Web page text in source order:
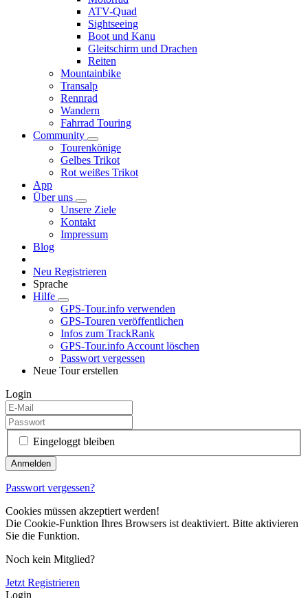
ATV-Quad
Sightseeing
Boot und Kanu
Gleitschirm und Drachen
Reiten
Mountainbike
Transalp
Rennrad
Wandern
Fahrrad Touring
Community
Tourenkönige
Gelbes Trikot
Rot weißes Trikot
App
Über uns
Unsere Ziele
Kontakt
Impressum
Blog
Neu Registrieren
Sprache
Hilfe
GPS-Tour.info verwenden
GPS-Touren veröffentlichen
Infos zum TrackRank
GPS-Tour.info Account löschen
Passwort vergessen
Neue Tour erstellen
Login
Eingeloggt bleiben
Passwort vergessen?
Cookies müssen akzeptiert werden!
Die Cookie-Funktion Ihres Browsers ist deaktiviert. Bitte aktivieren
Sie die Funktion.
Noch kein Mitglied?
Jetzt Registrieren
Login